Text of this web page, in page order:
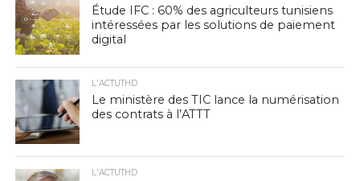
Étude IFC : 60% des agriculteurs tunisiens
intéressées par les solutions de paiement
digital
L'ACTUTHD
Le ministère des TIC lance la numérisation
des contrats à l’ATTT
L'ACTUTHD